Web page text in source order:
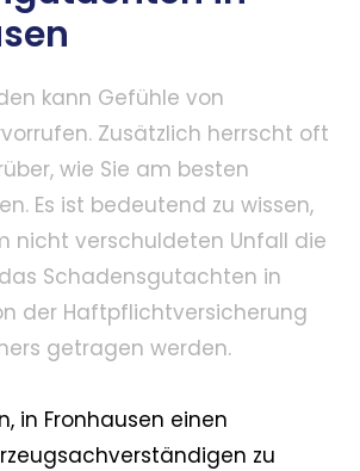
kann Gefühle von
Zusätzlich herrscht oft
wie Sie am besten
Es ist bedeutend zu wissen,
nicht verschuldeten Unfall die
Schadensgutachten in
der Haftpflichtversicherung
getragen werden.
in Fronhausen einen
zu